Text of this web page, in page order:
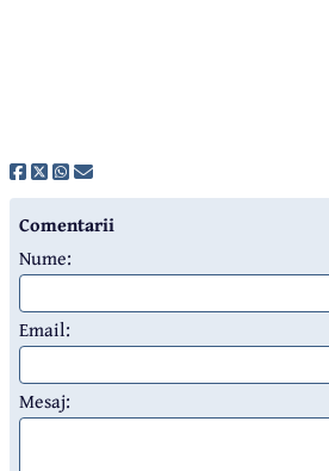
Comentarii
Nume:
Email:
Mesaj: